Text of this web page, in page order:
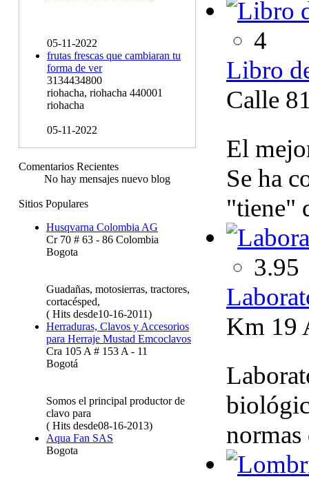
05-11-2022
frutas frescas que cambiaran tu
forma de ver
3134434800
riohacha, riohacha 440001
riohacha
05-11-2022
Comentarios Recientes
No hay mensajes nuevo blog
Sitios Populares
Husqvarna Colombia AG
Cr 70 # 63 - 86 Colombia
Bogota
Guadañas, motosierras, tractores,
cortacésped,
( Hits desde10-16-2011)
Herraduras, Clavos y Accesorios
para Herraje Mustad Emcoclavos
Cra 105 A # 153 A - 11
Bogotá
Somos el principal productor de
clavo para
( Hits desde08-16-2013)
Aqua Fan SAS
Bogota
4
Libro
Calle
El
Se ha
"tiene"
3.95
Km 19
normas